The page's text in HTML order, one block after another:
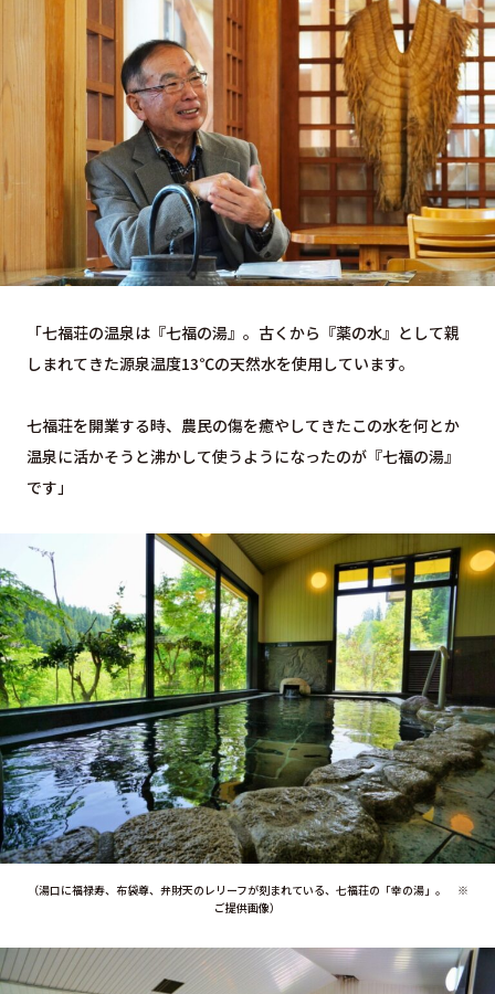
「七福荘の温泉は『七福の湯』。古くから『薬の水』として親
しまれてきた源泉温度13℃の天然水を使用しています。
七福荘を開業する時、農民の傷を癒やしてきたこの水を何とか
温泉に活かそうと沸かして使うようになったのが『七福の湯』
です」
（湯口に福禄寿、布袋尊、弁財天のレリーフが刻まれている、七福荘の「幸の湯」。 ※
ご提供画像）